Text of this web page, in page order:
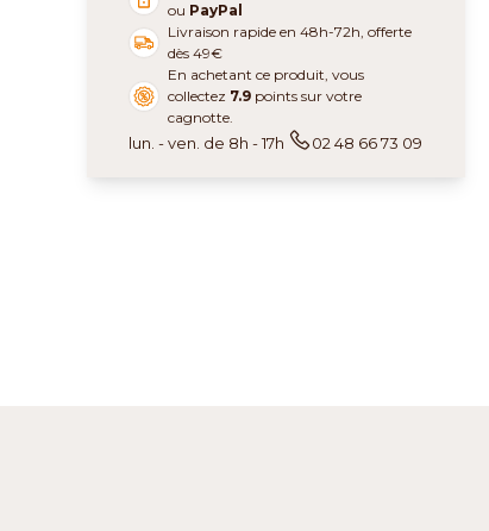
ou PayPal
Livraison rapide en 48h-72h, offerte
dès 49€
En achetant ce produit, vous
collectez 7.9 points sur votre
cagnotte.
lun. - ven. de 8h - 17h 02 48 66 73 09